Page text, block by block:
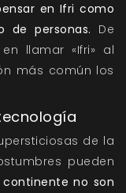
en Ifri como
de personas. De
llamar «Ifri» al
más común los
de la
pueden
no son